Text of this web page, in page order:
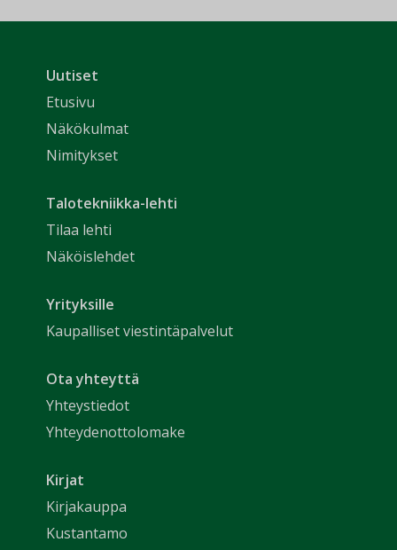
Uutiset
Etusivu
Näkökulmat
Nimitykset
Talotekniikka-lehti
Tilaa lehti
Näköislehdet
Yrityksille
Kaupalliset viestintäpalvelut
Ota yhteyttä
Yhteystiedot
Yhteydenottolomake
Kirjat
Kirjakauppa
Kustantamo